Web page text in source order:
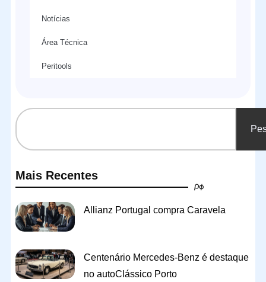
Notícias
Área Técnica
Peritools
Mais Recentes
Allianz Portugal compra Caravela
Centenário Mercedes-Benz é destaque
no autoClássico Porto